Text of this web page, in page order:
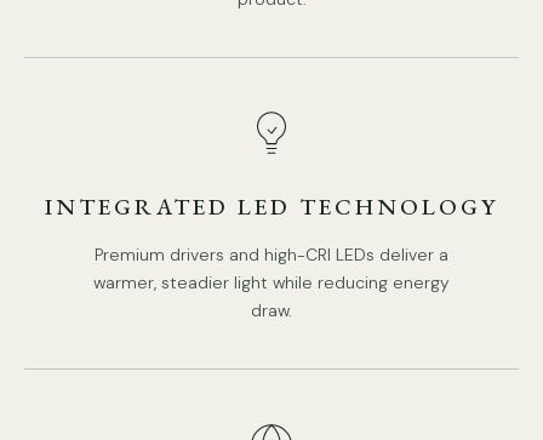
INTEGRATED LED TECHNOLOGY
Premium drivers and high-CRI LEDs deliver a
warmer, steadier light while reducing energy
draw.